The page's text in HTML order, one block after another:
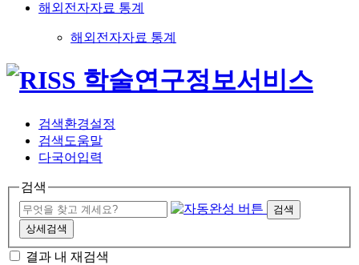
해외전자자료 통계
해외전자자료 통계
검색환경설정
검색도움말
다국어입력
검색
검색
상세검색
결과 내 재검색